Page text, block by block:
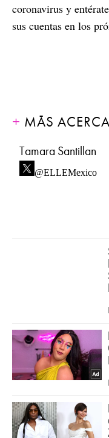
coronavirus y
sus cuentas en los
MÁS
Tamara Santillan
@ELLEMexico